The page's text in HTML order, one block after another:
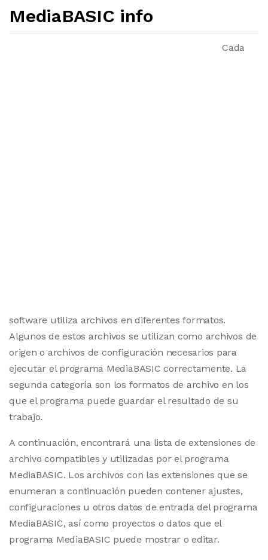
MediaBASIC info
Cada
software utiliza archivos en diferentes formatos.
Algunos de estos archivos se utilizan como archivos de
origen o archivos de configuración necesarios para
ejecutar el programa MediaBASIC correctamente. La
segunda categoría son los formatos de archivo en los
que el programa puede guardar el resultado de su
trabajo.
A continuación, encontrará una lista de extensiones de
archivo compatibles y utilizadas por el programa
MediaBASIC. Los archivos con las extensiones que se
enumeran a continuación pueden contener ajustes,
configuraciones u otros datos de entrada del programa
MediaBASIC, así como proyectos o datos que el
programa MediaBASIC puede mostrar o editar.